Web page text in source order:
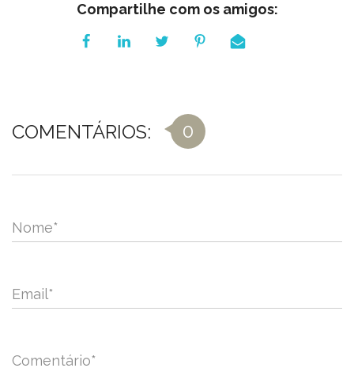
Compartilhe com os amigos:
COMENTÁRIOS: 0
Nome*
Email*
Comentário*